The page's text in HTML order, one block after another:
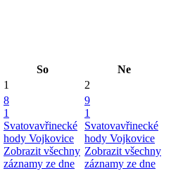
So
Ne
1 2
8
1
Svatovavřinecké
hody Vojkovice
Zobrazit všechny
záznamy ze dne
9
1
Svatovavřinecké
hody Vojkovice
Zobrazit všechny
záznamy ze dne